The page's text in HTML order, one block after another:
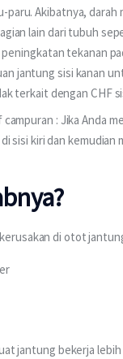
paru. Akibatnya,
lain dari tubuh
peningkatan tekanan
jantung sisi kanan
terkait dengan CHF
: Jika Anda
sisi kiri dan
di otot
jantung bekerja